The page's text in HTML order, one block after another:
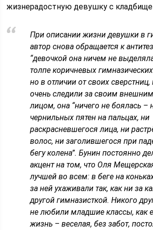
жизнерадостную девушку с
При описании жизни девушки в
автор снова обращается к
“девочкой она ничем не
толпе коричневых гимназических
но в отличии от своих
очень следили за своим
лицом, она “ничего не боялась –
чернильных пятен на пальцах, ни
раскрасневшегося лица, ни
волос, ни заголившегося при
бегу колена”. Бунин постоянно
акцент на том, что Оля
лучшей во всем: в беге на
за ней ухаживали так, как ни за
другой гимназисткой. Никого
не любили младшие классы, как
жизнь – веселая, без забот,